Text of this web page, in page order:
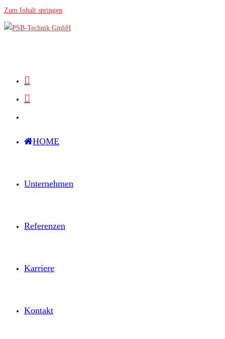
Zum Inhalt springen
HOME
Unternehmen
Referenzen
Karriere
Kontakt